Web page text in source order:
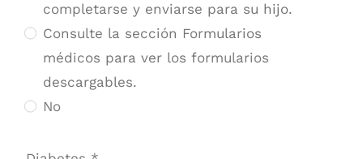
completarse y enviarse para su hijo.
Consulte la sección Formularios
médicos para ver los formularios
descargables.
No